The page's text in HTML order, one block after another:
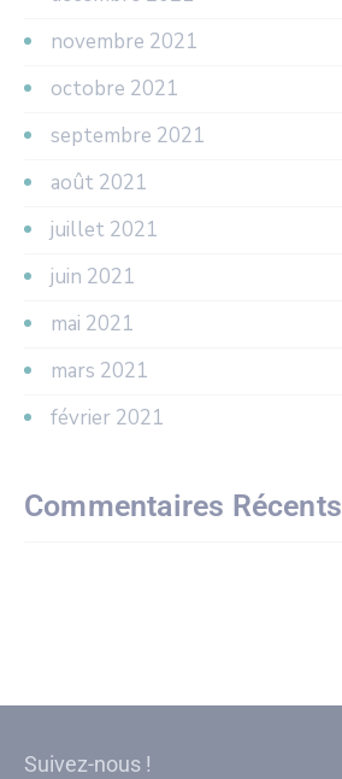
novembre 2021
octobre 2021
septembre 2021
août 2021
juillet 2021
juin 2021
mai 2021
mars 2021
février 2021
Commentaires Récents
Suivez-nous !